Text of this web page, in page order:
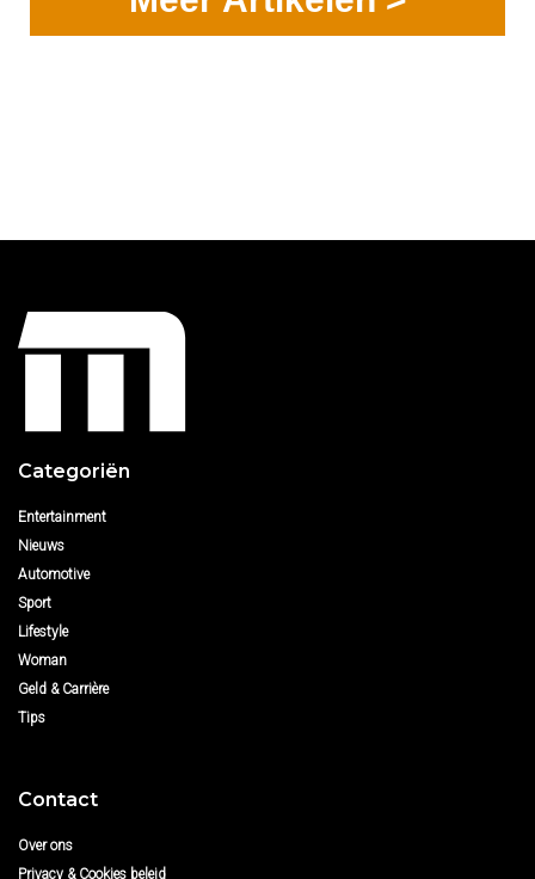
Categoriën
Entertainment
Nieuws
Automotive
Sport
Lifestyle
Woman
Geld & Carrière
Tips
Contact
Over ons
Privacy & Cookies beleid